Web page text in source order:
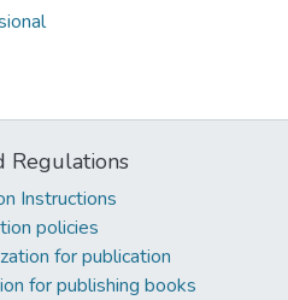
Regulations
Instructions
policies
for publication
for publishing books